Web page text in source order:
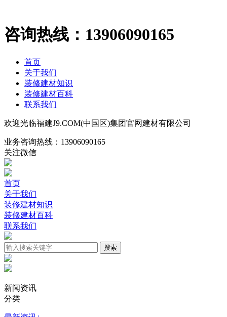
咨询热线： 13906090165
首页
关于我们
装修建材知识
装修建材百科
联系我们
欢迎光临福建J9.COM(中国区)集团官网建材有限公司
业务咨询热线： 13906090165
关注微信
首页
关于我们
装修建材知识
装修建材百科
联系我们
新闻资讯
分类